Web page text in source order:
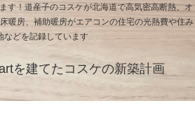
す！道産子のコスケが北海道で高気密高断熱、オ
暖房、補助暖房がエアコンの住宅の光熱費や住み
などを記録しています
を建てたコスケの新築計画